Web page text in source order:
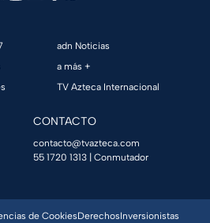
adn Noticias
a más +
TV Azteca Internacional
CONTACTO
contacto@tvazteca.com
55 1720 1313 | Conmutador
de CookiesDerechosInversionistas